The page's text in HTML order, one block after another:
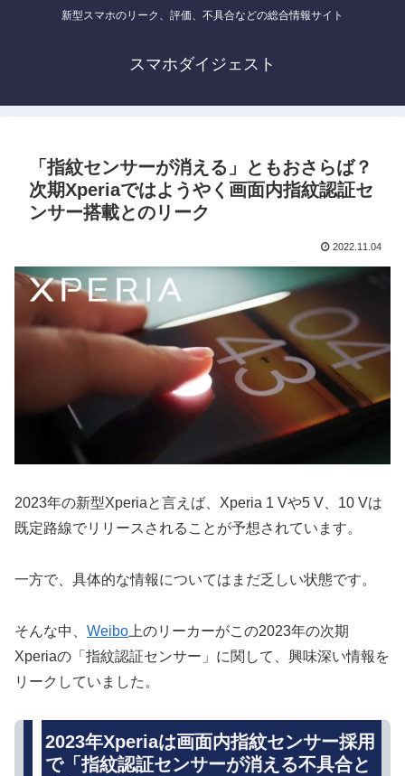
新型スマホのリーク、評価、不具合などの総合情報サイト
スマホダイジェスト
「指紋センサーが消える」ともおさらば？
次期Xperiaではようやく画面内指紋認証セ
ンサー搭載とのリーク
2022.11.04
2023年の新型Xperiaと言えば、Xperia 1 Vや5 V、10 Vは
既定路線でリリースされることが予想されています。
一方で、具体的な情報についてはまだ乏しい状態です。
そんな中、 Weibo 上のリーカーがこの2023年の次期
Xperiaの「指紋認証センサー」に関して、興味深い情報を
リークしていました。
2023年Xperiaは画面内指紋センサー採用
で「指紋認証センサーが消える不具合と